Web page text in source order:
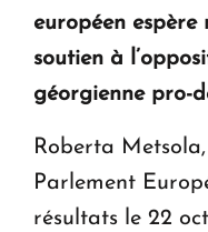
européen
soutien à
géorgienne pro-
Roberta
Parlement
résultats le 22